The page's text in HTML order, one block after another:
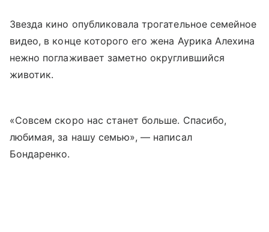
Звезда кино опубликовала трогательное семейное
видео, в конце которого его жена Аурика Алехина
нежно поглаживает заметно округлившийся
животик.
«Совсем скоро нас станет больше. Спасибо,
любимая, за нашу семью», — написал
Бондаренко.